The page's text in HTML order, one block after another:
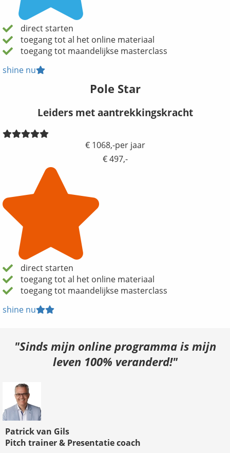
direct starten
toegang tot al het online materiaal
toegang tot maandelijkse masterclass
shine nu
Pole Star
Leiders met aantrekkingskracht
€ 1068,-per jaar
€ 497,-
direct starten
toegang tot al het online materiaal
toegang tot maandelijkse masterclass
shine nu
"Sinds mijn online programma is mijn
leven 100% veranderd!"
Patrick van Gils
Pitch trainer & Presentatie coach